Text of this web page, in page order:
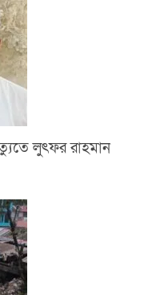
লুৎফর রাহমান